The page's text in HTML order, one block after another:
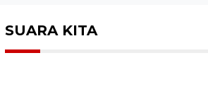
SUARA KITA